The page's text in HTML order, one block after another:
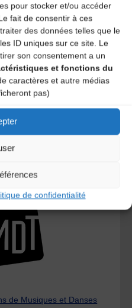
pour stocker et/ou accéder
fait de consentir à ces
des données telles que le
ID uniques sur ce site. Le
son consentement a un
et fonctions du
caractères et autre médias
pas)
de confidentialité
de Musiques et Danses